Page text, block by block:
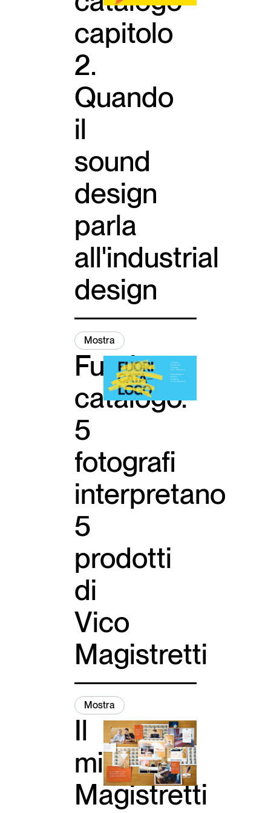
capitolo
2.
Quando
il
sound
design
parla
all'industrial
design
Mostra
Fuori
catalogo.
5
fotografi
interpretano
5
prodotti
di
Vico
Magistretti
Mostra
Il
mio
Magistretti